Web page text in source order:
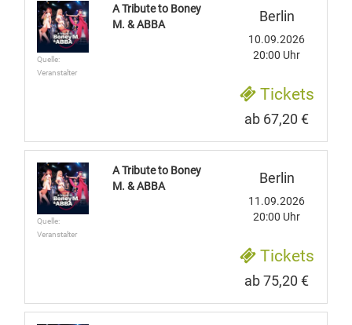
Quelle:
Veranstalter
A Tribute to Boney
M. & ABBA
Berlin
10.09.2026
20:00 Uhr
Tickets
ab 67,20 €
Quelle:
Veranstalter
A Tribute to Boney
M. & ABBA
Berlin
11.09.2026
20:00 Uhr
Tickets
ab 75,20 €